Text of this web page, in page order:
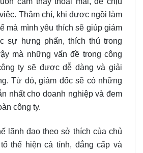
Thậm chí, khi được ngồi làm
mà mình yêu thích sẽ giúp giám
sự hưng phấn, thích thú trong
mà những vấn đề trong công
ty sẽ được dễ dàng và giải
Từ đó, giám đốc sẽ có những
nhất cho doanh nghiệp và đem
công ty.
lãnh đạo theo sở thích của chủ
thể hiện cá tính, đẳng cấp và